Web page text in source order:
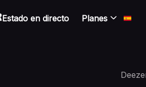
Estado en directo Planes